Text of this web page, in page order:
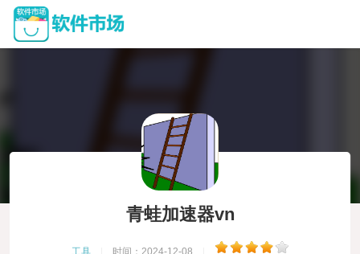
青蛙加速器vn
工具 时间：2024-12-08